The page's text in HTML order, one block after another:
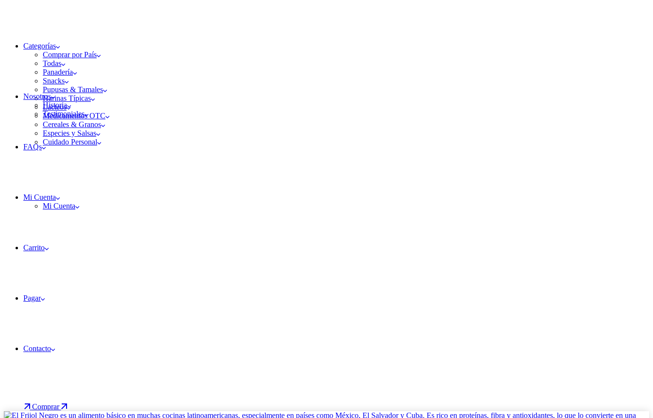
Categorías
Comprar por País
Todas
Panadería
Snacks
Pupusas & Tamales
Harinas Típicas
Lacteos
Medicamentos OTC
Cereales & Granos
Especies y Salsas
Cuidado Personal
Nosotros
Historia
Testimoniales
FAQs
Mi Cuenta
Mi Cuenta
Carrito
Pagar
Contacto
Comprar